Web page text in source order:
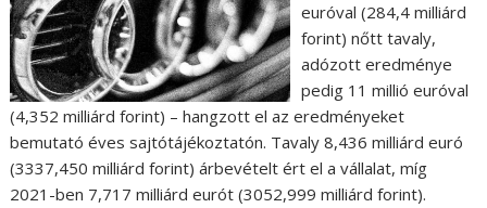
euróval (284,4 milliárd
forint) nőtt tavaly,
adózott eredménye
pedig 11 millió euróval
(4,352 milliárd forint) – hangzott el az eredményeket
bemutató éves sajtótájékoztatón. Tavaly 8,436 milliárd euró
(3337,450 milliárd forint) árbevételt ért el a vállalat, míg
2021-ben 7,717 milliárd eurót (3052,999 milliárd forint).